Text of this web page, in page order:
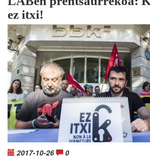
ez itxi!
2017-10-26
0